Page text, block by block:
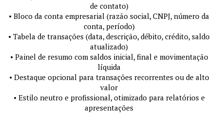
de contato)
• Bloco da conta empresarial (razão social, CNPJ, número da
conta, período)
• Tabela de transações (data, descrição, débito, crédito, saldo
atualizado)
• Painel de resumo com saldos inicial, final e movimentação
líquida
• Destaque opcional para transações recorrentes ou de alto
valor
• Estilo neutro e profissional, otimizado para relatórios e
apresentações